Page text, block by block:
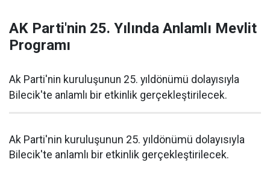
AK Parti'nin 25. Yılında Anlamlı Mevlit
Programı
Ak Parti'nin kuruluşunun 25. yıldönümü dolayısıyla
Bilecik'te anlamlı bir etkinlik gerçekleştirilecek.
Ak Parti'nin kuruluşunun 25. yıldönümü dolayısıyla
Bilecik'te anlamlı bir etkinlik gerçekleştirilecek.